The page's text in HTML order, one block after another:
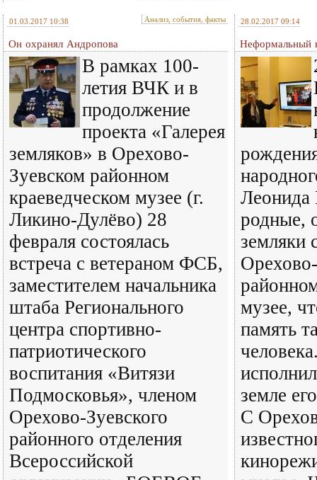
01.03.2017 10:38 Анализ, события, факты
Он охранял Андропова
В рамках 100-
летия ВЧК и в
продолжение
проекта «Галерея
земляков» в Орехово-
Зуевском районном
краеведческом музее (г.
Ликино-Дулёво) 28
февраля состоялась
встреча с ветераном ФСБ,
заместителем начальника
штаба Регионального
центра спортивно-
патриотического
воспитания «Витязи
Подмосковья», членом
Орехово-Зуевского
районного отделения
Всероссийской
28.02.2017 09:14
Неформальный
Леонида
родные,
земляки
музее,
память
земле
С